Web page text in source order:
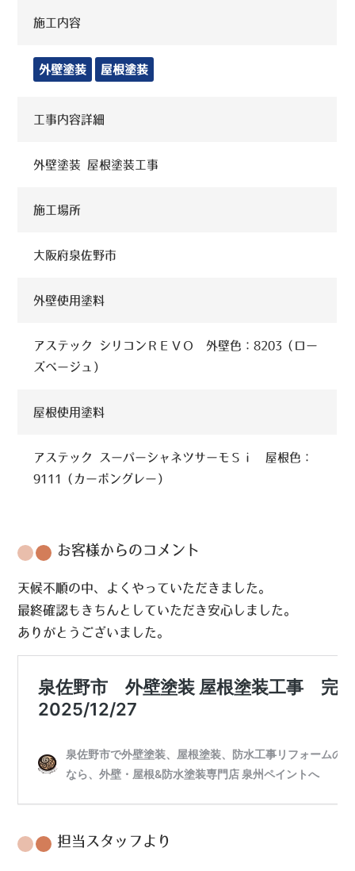
施工内容
外壁塗装 屋根塗装
工事内容詳細
外壁塗装 屋根塗装工事
施工場所
大阪府泉佐野市
外壁使用塗料
アステック シリコンＲＥＶＯ 外壁色：8203（ロー
ズベージュ）
屋根使用塗料
アステック スーパーシャネツサーモＳｉ 屋根色：
9111（カーボングレー）
お客様からのコメント
天候不順の中、よくやっていただきました。
最終確認もきちんとしていただき安心しました。
ありがとうございました。
担当スタッフより